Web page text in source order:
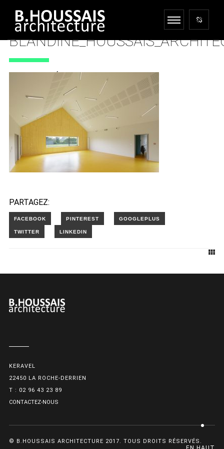
28 DÉCEMBRE 2017
PARTAGEZ:
KERAVEL
22450 LA ROCHE-DERRIEN
T : 02 96 43 23 89
CONTACTEZ-NOUS
© B.HOUSSAIS ARCHITECTURE 2017. TOUS DROITS RÉSERVÉS.